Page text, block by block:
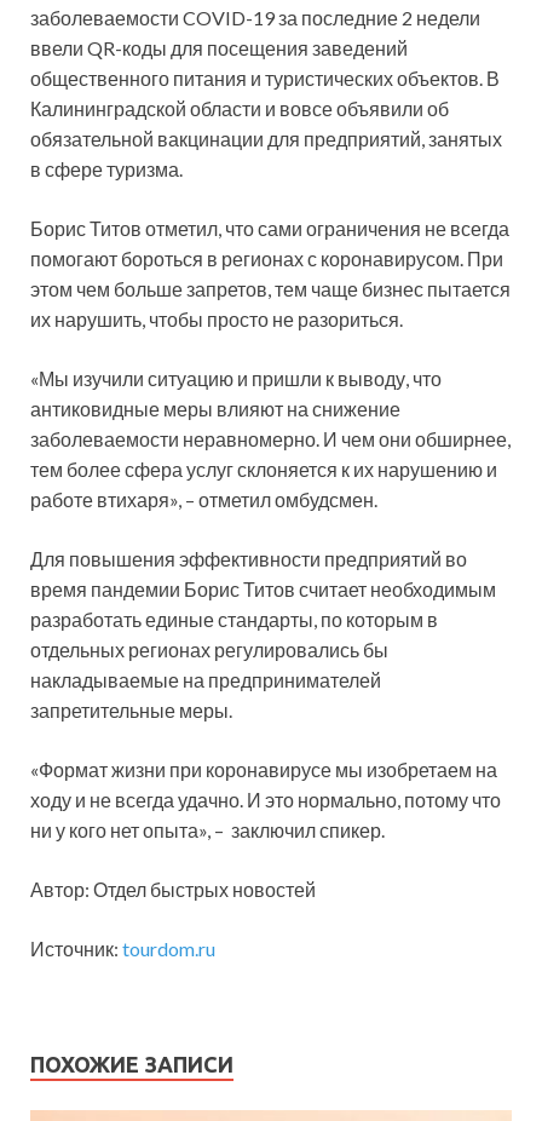
заболеваемости COVID-19 за последние 2 недели
ввели QR-коды для посещения заведений
общественного питания и туристических объектов. В
Калининградской области и вовсе объявили об
обязательной вакцинации для предприятий, занятых
в сфере туризма.
Борис Титов отметил, что сами ограничения не всегда
помогают бороться в регионах с коронавирусом. При
этом чем больше запретов, тем чаще бизнес пытается
их нарушить, чтобы просто не разориться.
«Мы изучили ситуацию и пришли к выводу, что
антиковидные меры влияют на снижение
заболеваемости неравномерно. И чем они обширнее,
тем более сфера услуг склоняется к их нарушению и
работе втихаря», – отметил омбудсмен.
Для повышения эффективности предприятий во
время пандемии Борис Титов считает необходимым
разработать единые стандарты, по которым в
отдельных регионах регулировались бы
накладываемые на предпринимателей
запретительные меры.
«Формат жизни при коронавирусе мы изобретаем на
ходу и не всегда удачно. И это нормально, потому что
ни у кого нет опыта», – заключил спикер.
Автор: Отдел быстрых новостей
Источник: tourdom.ru
ПОХОЖИЕ ЗАПИСИ